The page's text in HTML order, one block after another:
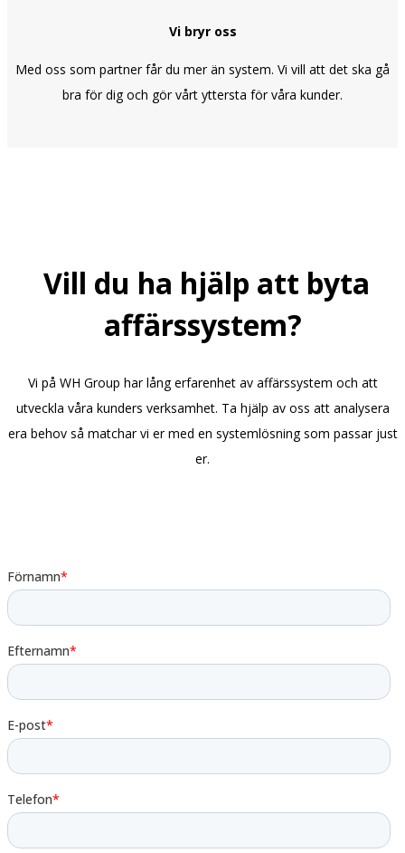
Vi bryr oss
Med oss som partner får du mer än system. Vi vill att det ska gå
bra för dig och gör vårt yttersta för våra kunder.
Vill du ha hjälp att byta
affärssystem?
Vi på WH Group har lång erfarenhet av affärssystem och att
utveckla våra kunders verksamhet. Ta hjälp av oss att analysera
era behov så matchar vi er med en systemlösning som passar just
er.